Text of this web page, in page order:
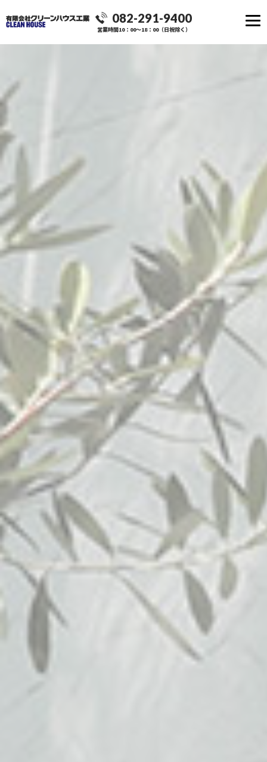
082-291-9400
営業時間10：00～18：00（日祝除く）